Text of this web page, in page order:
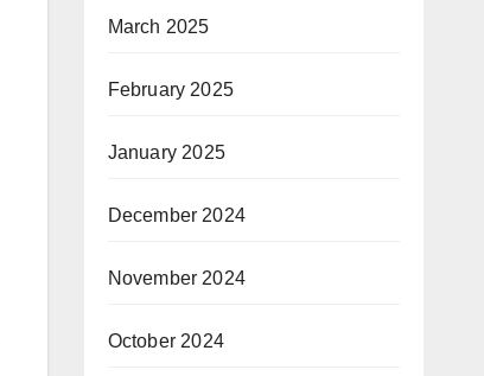
March 2025
February 2025
January 2025
December 2024
November 2024
October 2024